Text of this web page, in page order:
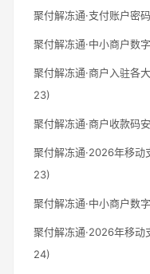
聚付解冻通·支付账户密
聚付解冻通·中小商户数
聚付解冻通·商户入驻各
23)
聚付解冻通·商户收款码
聚付解冻通·2026年移
23)
聚付解冻通·中小商户数
聚付解冻通·2026年移
24)